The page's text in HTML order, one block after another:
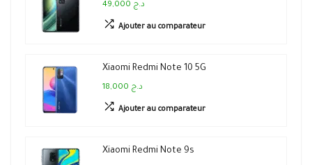
49,000 د.ج
Ajouter au comparateur
Xiaomi Redmi Note 10 5G
18,000 د.ج
Ajouter au comparateur
Xiaomi Redmi Note 9s